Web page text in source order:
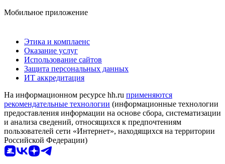
Мобильное приложение
Этика и комплаенс
Оказание услуг
Использование сайтов
Защита персональных данных
ИТ аккредитация
На информационном ресурсе hh.ru применяются
рекомендательные технологии (информационные технологии
предоставления информации на основе сбора, систематизации
и анализа сведений, относящихся к предпочтениям
пользователей сети «Интернет», находящихся на территории
Российской Федерации)